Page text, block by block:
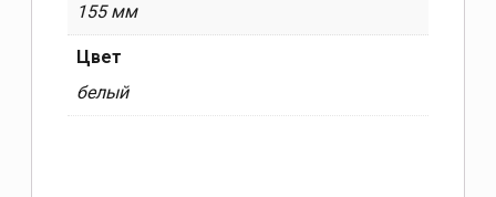
155 мм
Цвет
белый